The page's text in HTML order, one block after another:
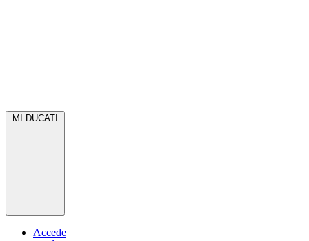
MI DUCATI
Accede